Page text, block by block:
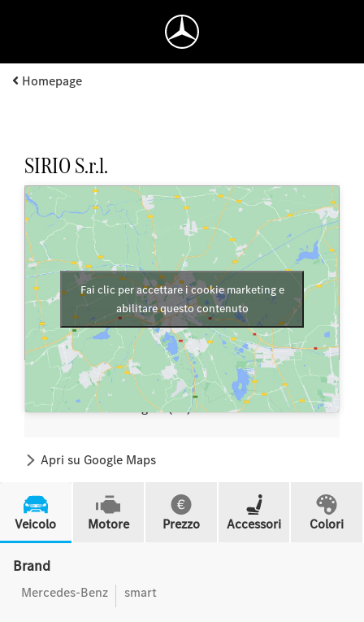
Homepage
SIRIO S.r.l.
Fai clic per accettare i cookie marketing e
abilitare questo contenuto
Via Italia - Contrada Rovano,
Mosciano S. Angelo (TE)
0858075982
Apri su Google Maps
Veicolo Motore Prezzo Accessori Colori
Brand
Mercedes-Benz smart